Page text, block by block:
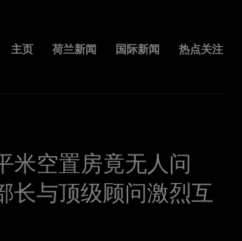
主页 荷兰新闻 国际新闻 热点关注
米空置房竟无人问
长与顶级顾问激烈互